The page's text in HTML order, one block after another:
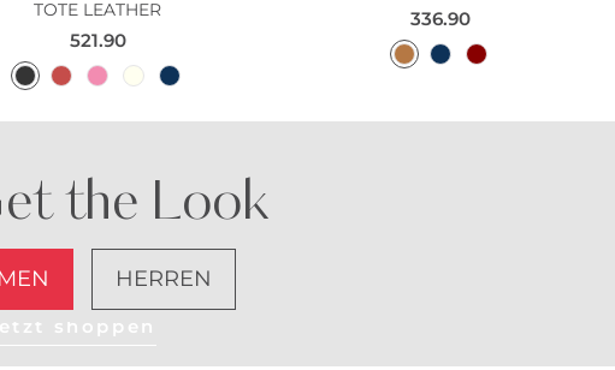
TOTE LEATHER
521.90
336.90
the Look
HERREN
shoppen